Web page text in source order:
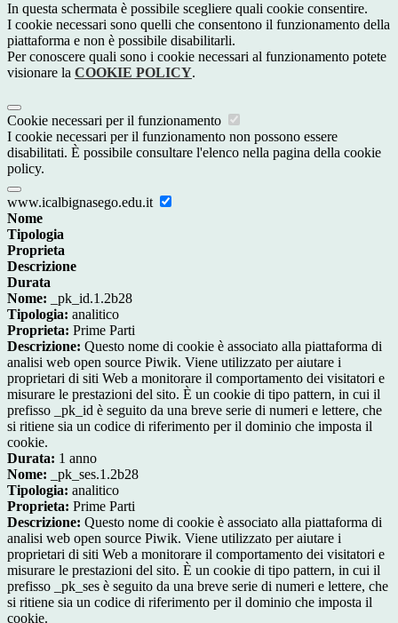
In questa schermata è possibile scegliere quali cookie consentire.
I cookie necessari sono quelli che consentono il funzionamento della
piattaforma e non è possibile disabilitarli.
Per conoscere quali sono i cookie necessari al funzionamento potete
visionare la COOKIE POLICY.
Cookie necessari per il funzionamento
I cookie necessari per il funzionamento non possono essere
disabilitati. È possibile consultare l'elenco nella pagina della cookie
policy.
www.icalbignasego.edu.it
Nome
Tipologia
Proprieta
Descrizione
Durata
Nome: _pk_id.1.2b28
Tipologia: analitico
Proprieta: Prime Parti
Descrizione: Questo nome di cookie è associato alla piattaforma di
analisi web open source Piwik. Viene utilizzato per aiutare i
proprietari di siti Web a monitorare il comportamento dei visitatori e
misurare le prestazioni del sito. È un cookie di tipo pattern, in cui il
prefisso _pk_id è seguito da una breve serie di numeri e lettere, che
si ritiene sia un codice di riferimento per il dominio che imposta il
cookie.
Durata: 1 anno
Nome: _pk_ses.1.2b28
Tipologia: analitico
Proprieta: Prime Parti
Descrizione: Questo nome di cookie è associato alla piattaforma di
analisi web open source Piwik. Viene utilizzato per aiutare i
proprietari di siti Web a monitorare il comportamento dei visitatori e
misurare le prestazioni del sito. È un cookie di tipo pattern, in cui il
prefisso _pk_ses è seguito da una breve serie di numeri e lettere, che
si ritiene sia un codice di riferimento per il dominio che imposta il
cookie.